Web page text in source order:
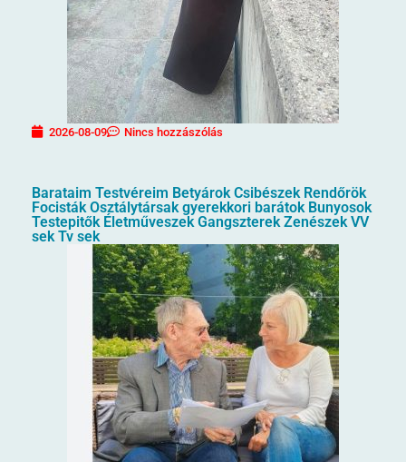
2026-08-09 Nincs hozzászólás
Barataim Testvéreim Betyárok Csibészek Rendőrök
Focisták Osztálytársak gyerekkori barátok Bunyosok
Testepitők Életműveszek Gangszterek Zenészek VV
sek Tv sek